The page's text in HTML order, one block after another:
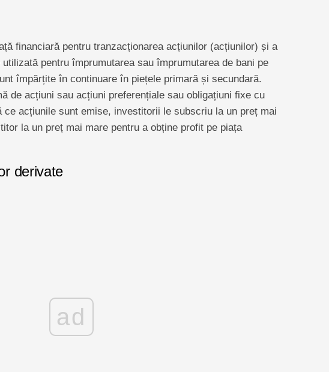
financiară pentru tranzacționarea acțiunilor (acțiunilor) și a
pentru împrumutarea sau împrumutarea de bani pe
împărțite în continuare în piețele primară și secundară.
de acțiuni sau acțiuni preferențiale sau obligațiuni fixe cu
ce acțiunile sunt emise, investitorii le subscriu la un preț mai
la un preț mai mare pentru a obține profit pe piața
derivate
ad